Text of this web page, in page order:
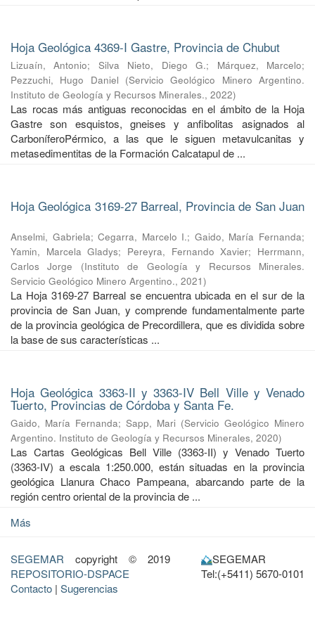
Hoja Geológica 4369-I Gastre, Provincia de Chubut
Lizuaín, Antonio; Silva Nieto, Diego G.; Márquez, Marcelo;
Pezzuchi, Hugo Daniel (Servicio Geológico Minero Argentino.
Instituto de Geología y Recursos Minerales., 2022)
Las rocas más antiguas reconocidas en el ámbito de la Hoja
Gastre son esquistos, gneises y anfibolitas asignados al
CarboníferoPérmico, a las que le siguen metavulcanitas y
metasedimentitas de la Formación Calcatapul de ...
Hoja Geológica 3169-27 Barreal, Provincia de San Juan
Anselmi, Gabriela;Cegarra, Marcelo I.; Gaido, María Fernanda;
Yamin, Marcela Gladys; Pereyra, Fernando Xavier; Herrmann,
Carlos Jorge
(Instituto de Geología y Recursos Minerales.
Servicio Geológico Minero Argentino., 2021)
La Hoja 3169-27 Barreal se encuentra ubicada en el sur de la
provincia de San Juan, y comprende fundamentalmente parte
de la provincia geológica de Precordillera, que es dividida sobre
la base de sus características ...
Hoja Geológica 3363-II y 3363-IV Bell Ville y Venado
Tuerto, Provincias de Córdoba y Santa Fe.
Gaido, María Fernanda; Sapp, Mari (Servicio Geológico Minero
Argentino. Instituto de Geología y Recursos Minerales, 2020)
Las Cartas Geológicas Bell Ville (3363-II) y Venado Tuerto
(3363-IV) a escala 1:250.000, están situadas en la provincia
geológica Llanura Chaco Pampeana, abarcando parte de la
región centro oriental de la provincia de ...
Más
SEGEMAR copyright © 2019
REPOSITORIO-DSPACE
Contacto | Sugerencias
SEGEMAR
Tel:(+5411) 5670-0101